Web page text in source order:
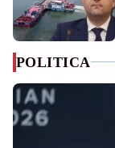
POLITICA